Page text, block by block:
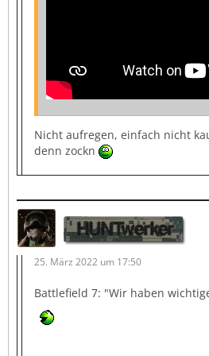
Nicht aufregen, einfach nicht
denn zockn
HUNTwerker
25. März 2022 um 17:50
Battlefield 7: "Wir haben